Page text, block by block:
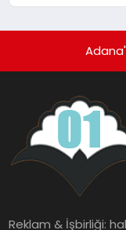
Reklam & İşbirliği: